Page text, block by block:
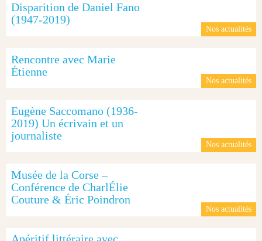
Nos actualités
Disparition de Daniel Fano
(1947-2019)
Nos actualités
Rencontre avec Marie
Étienne
Nos actualités
Eugène Saccomano (1936-
2019) Un écrivain et un
journaliste
Nos actualités
Musée de la Corse –
Conférence de CharlÉlie
Couture & Éric Poindron